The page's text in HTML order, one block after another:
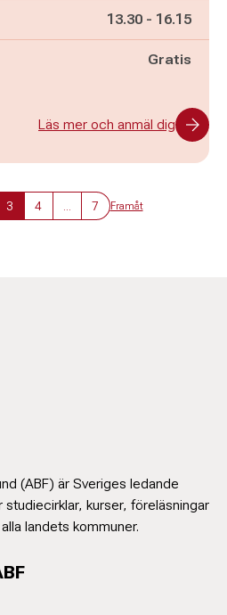
Pågår mellan
13.30 - och
16.15
Gratis
Läs mer och anmäl dig
3 4 7 Framåt
(ABF) är Sveriges ledande
kurser, föreläsningar
landets kommuner.